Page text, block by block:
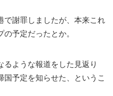
で謝罪しましたが、本来これ
予定だったとか。
ような報道をした見返り
予定を知らせた、というこ